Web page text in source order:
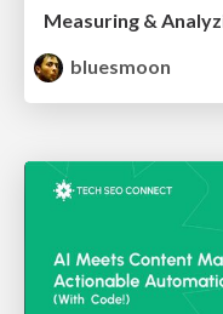
Measuring &
bluesmoon